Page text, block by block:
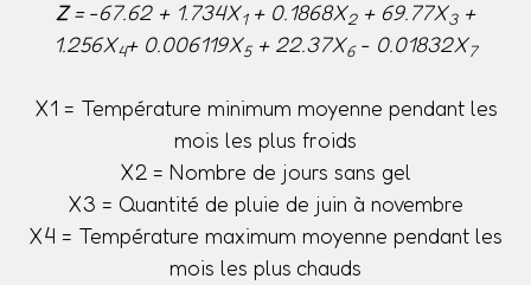
Z= -67.62 + 1.734X1+ 0.1868X2+ 69.77X3+
1.256X4+ 0.006119X5+ 22.37X6- 0.01832X7
X1 = Température minimum moyenne pendant les
mois les plus froids
X2 = Nombre de jours sans gel
X3 = Quantité de pluie de juin à novembre
X4 = Température maximum moyenne pendant les
mois les plus chauds